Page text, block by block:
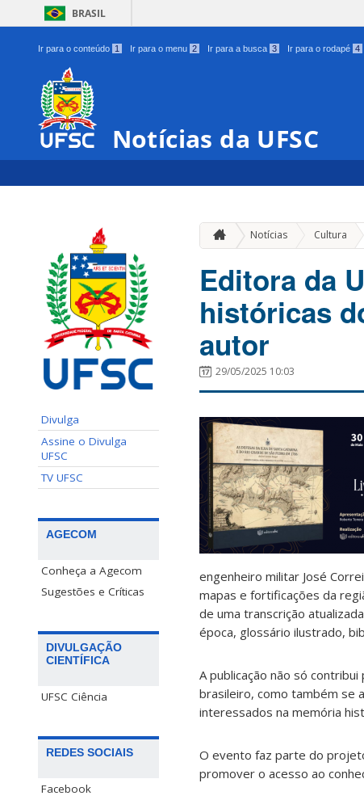
BRASIL
Ir para o conteúdo 1 Ir para o menu 2 Ir para a busca 3 Ir para o rodapé 4
Notícias da UFSC
Divulga
Assine o Divulga
UFSC
TV UFSC
AGECOM
Conheça a Agecom
Sugestões e Críticas
DIVULGAÇÃO
CIENTÍFICA
UFSC Ciência
REDES SOCIAIS
Facebook
Notícias Cultura »
Editora da
históricas
autor
29/05/2025 10:03
engenheiro militar José
mapas e fortificações da
de uma transcrição
época, glossário ilustrado,
A publicação não só
brasileiro, como também se
interessados na memória
O evento faz parte do
promover o acesso ao